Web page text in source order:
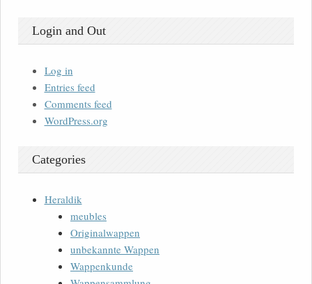
Login and Out
Log in
Entries feed
Comments feed
WordPress.org
Categories
Heraldik
meubles
Originalwappen
unbekannte Wappen
Wappenkunde